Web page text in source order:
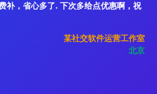
补，省心多了. 下次多给点优惠啊，祝
某社交软件运营工作室
北京